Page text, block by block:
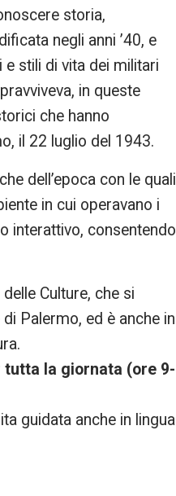
storia,
negli anni ’40, e
stili di vita dei militari
in queste
che hanno
il 22 luglio del 1943.
dell’epoca con le quali
in cui operavano i
interattivo, consentendo
Culture, che si
Palermo, ed è anche in
tutta la giornata (ore 9-
guidata anche in lingua